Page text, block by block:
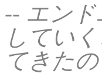
-- エン
してい
てきた